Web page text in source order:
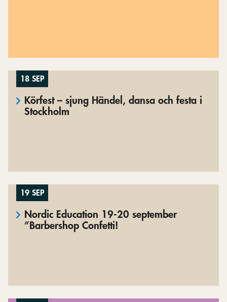
18 SEP
Körfest – sjung Händel, dansa och festa i
Stockholm
19 SEP
Nordic Education 19-20 september
”Barbershop Confetti!